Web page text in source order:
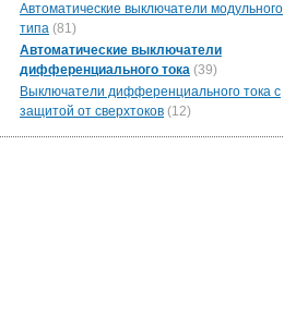
Автоматические выключатели модульного
типа (81)
Автоматические выключатели
дифференциального тока (39)
Выключатели дифференциального тока с
защитой от сверхтоков (12)